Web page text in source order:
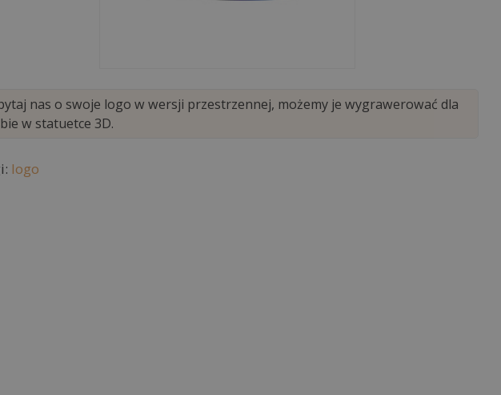
nas o swoje logo w wersji przestrzennej, możemy je wygrawerować dla
w statuetce 3D.
logo